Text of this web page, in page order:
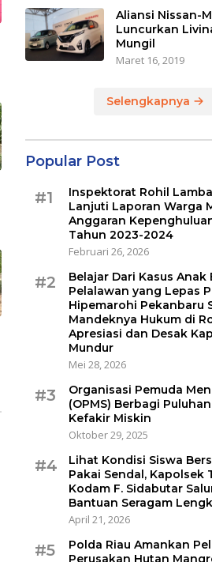
Aliansi Nissan-
Luncurkan
Mungil
Maret 16, 2019
Selengkapnya
Popular Post
#1
Inspektorat Rohil
Lanjuti Laporan Warga
Anggaran
Tahun 2023-2024
Februari 26, 2026
#2
Belajar Dari Kasus Anak
Pelalawan yang Lepas
Hipemarohi Pekanbaru
Mandeknya Hukum di
Apresiasi dan Desak
Mundur
Mei 28, 2026
#3
Organisasi Pemuda
(OPMS) Berbagi
Kefakir Miskin
Oktober 29, 2025
#4
Lihat Kondisi Siswa
Pakai Sendal, Kapolsek
Kodam F. Sidabutar
Bantuan Seragam
April 21, 2026
#5
Polda Riau Amankan
Perusakan Hutan